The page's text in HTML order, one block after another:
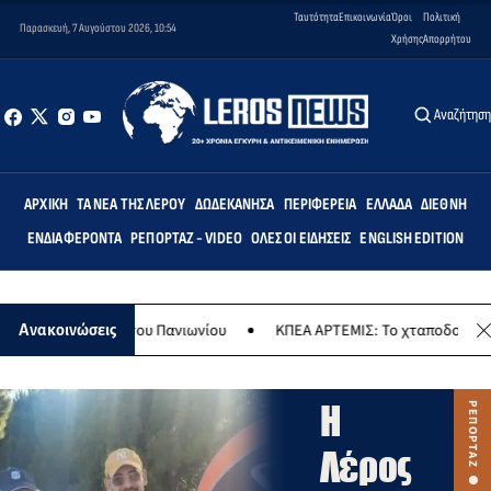
Παρασκευή, 7 Αυγούστου 2026, 10:54
ΤαυτότηταΕπικοινωνίαΌροι
Χρήσης
Πολιτική
Απορρήτου
Αναζήτηση
ΑΡΧΙΚΉ ΤΑ ΝΈΑ ΤΗΣ ΛΈΡΟΥ ΔΩΔΕΚΆΝΗΣΑ ΠΕΡΙΦΈΡΕΙΑ ΕΛΛΆΔΑ ΔΙΕΘΝΉ
ΕΝΔΙΑΦΈΡΟΝΤΑ ΡΕΠΟΡΤΆΖ - VIDEO ΌΛΕΣ ΟΙ ΕΙΔΉΣΕΙΣ ENGLISH EDITION
Ανακοινώσεις
του Πανιωνίου ΚΠΕΑ ΑΡΤΕΜΙΣ: Το χταποδοπίλαφο της
ΡΕΠΟΡΤΑΖ
Η
Λέρος